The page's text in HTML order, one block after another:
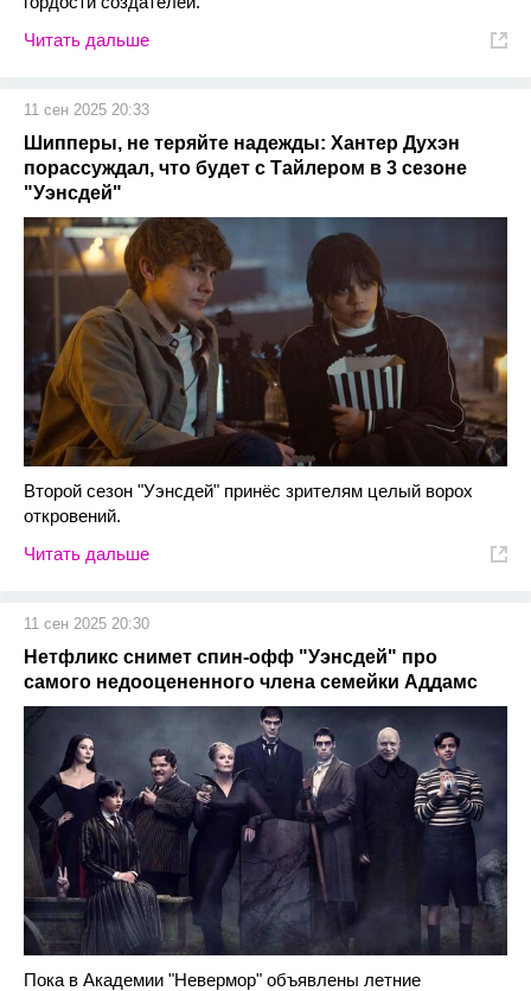
Читать дальше
11 сен 2025 20:33
Шипперы, не теряйте надежды: Хантер Духэн
порассуждал, что будет с Тайлером в 3 сезоне
"Уэнсдей"
Второй сезон "Уэнсдей" принёс зрителям целый ворох
откровений.
Читать дальше
11 сен 2025 20:30
Нетфликс снимет спин-офф "Уэнсдей" про
самого недооцененного члена семейки Аддамс
Пока в Академии "Невермор" объявлены летние